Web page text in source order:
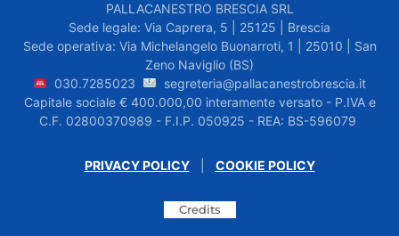
PALLACANESTRO BRESCIA SRL
Sede legale: Via Caprera, 5 | 25125 | Brescia
Sede operativa: Via Michelangelo Buonarroti, 1 | 25010 | San
Zeno Naviglio (BS)
030.7285023
segreteria@pallacanestrobrescia.it
Capitale sociale € 400.000,00 interamente versato - P.IVA e
C.F. 02800370989 - F.I.P. 050925 - REA: BS-596079
PRIVACY POLICY| COOKIE POLICY
Credits